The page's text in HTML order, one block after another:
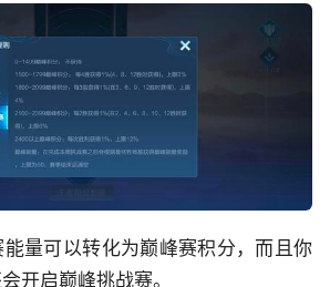
量可以转化为巅峰赛积分，而且你
开启巅峰挑战赛。